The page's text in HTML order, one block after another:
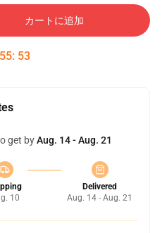
カートに追加
55: 52
get byAug. 14 - Aug. 21
10
Delivered
Aug. 14 - Aug. 21